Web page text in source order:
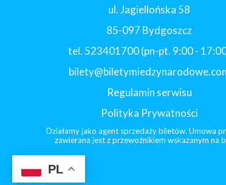
PL
ul. Jagiellońska 58
85-097 Bydgoszcz
tel. 523401700 (pn-pt. 9:00 -
Regulamin serwisu
Polityka Prywatności
Działamy jako agent sprzedaży biletów. Umowa
zawierana jest z przewoźnikiem wskazanym na